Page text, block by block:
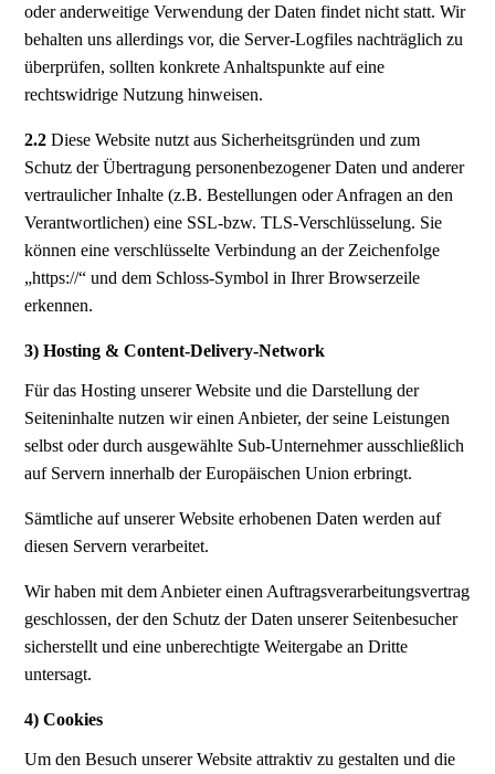
oder anderweitige Verwendung der Daten findet nicht statt. Wir
behalten uns allerdings vor, die Server-Logfiles nachträglich zu
überprüfen, sollten konkrete Anhaltspunkte auf eine
rechtswidrige Nutzung hinweisen.
2.2 Diese Website nutzt aus Sicherheitsgründen und zum
Schutz der Übertragung personenbezogener Daten und anderer
vertraulicher Inhalte (z.B. Bestellungen oder Anfragen an den
Verantwortlichen) eine SSL-bzw. TLS-Verschlüsselung. Sie
können eine verschlüsselte Verbindung an der Zeichenfolge
„https://“ und dem Schloss-Symbol in Ihrer Browserzeile
erkennen.
3) Hosting & Content-Delivery-Network
Für das Hosting unserer Website und die Darstellung der
Seiteninhalte nutzen wir einen Anbieter, der seine Leistungen
selbst oder durch ausgewählte Sub-Unternehmer ausschließlich
auf Servern innerhalb der Europäischen Union erbringt.
Sämtliche auf unserer Website erhobenen Daten werden auf
diesen Servern verarbeitet.
Wir haben mit dem Anbieter einen Auftragsverarbeitungsvertrag
geschlossen, der den Schutz der Daten unserer Seitenbesucher
sicherstellt und eine unberechtigte Weitergabe an Dritte
untersagt.
4) Cookies
Um den Besuch unserer Website attraktiv zu gestalten und die